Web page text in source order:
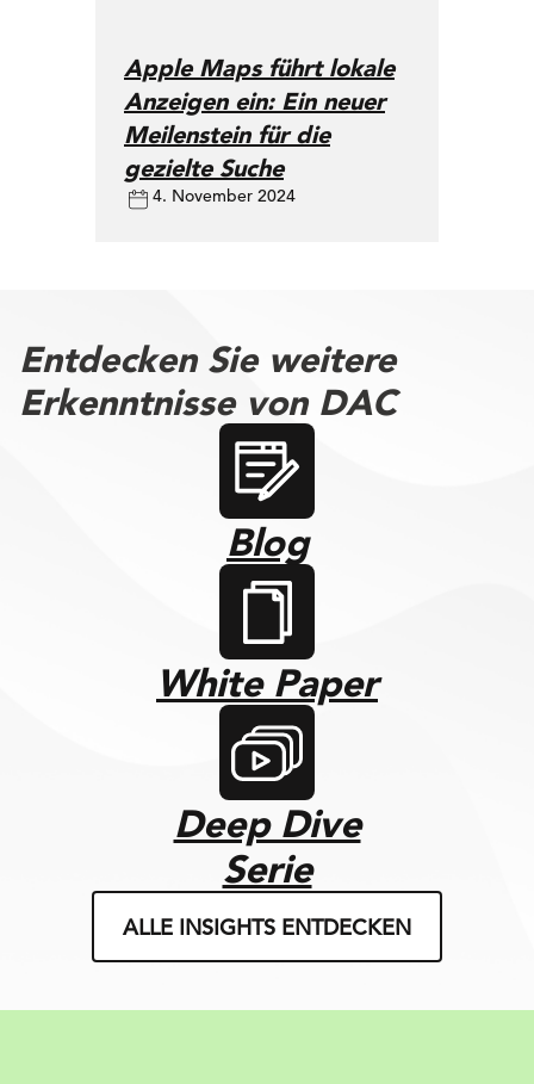
Apple Maps führt lokale
Anzeigen ein: Ein neuer
Meilenstein für die
gezielte Suche
4. November 2024
Entdecken Sie weitere
Erkenntnisse von DAC
Blog
White Paper
Deep Dive
Serie
ALLE INSIGHTS ENTDECKEN